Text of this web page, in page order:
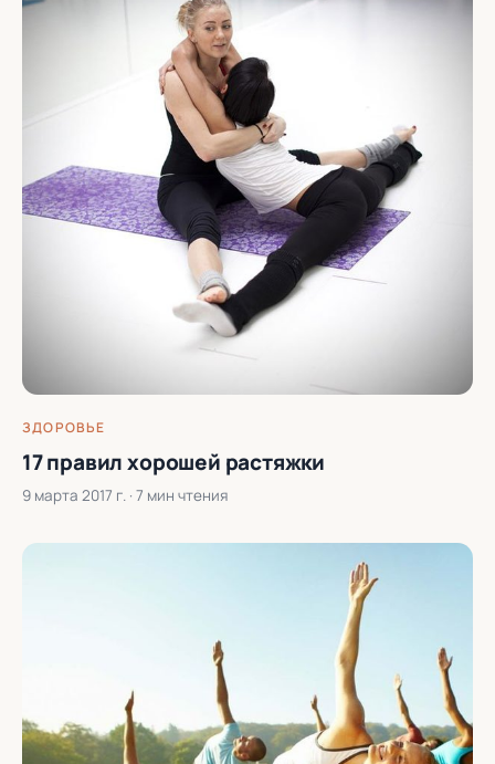
ЗДОРОВЬЕ
17 правил хорошей растяжки
9 марта 2017 г. · 7 мин чтения